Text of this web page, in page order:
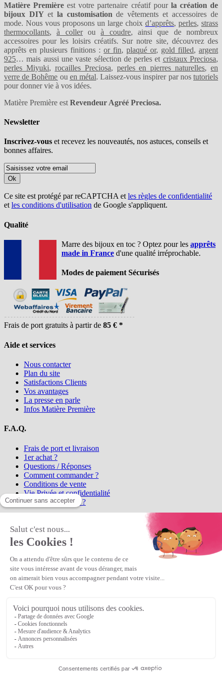
Matière Première est votre partenaire créatif pourla création de
bijoux DIY etla customisation de vêtements et accessoires de
mode. Nous vous proposons un large choix d’apprêts, perles, strass
thermocollants,à collerouà coudre, ainsi que de nombreux
accessoires pour les loisirs créatifs. Sur notre site, découvrez des
apprêts en plusieurs finitions : or fin, plaqué or, gold filled, argent
925… mais aussi une vaste sélection de perles et cristaux Preciosa,
perles Miyuki, rocailles Preciosa, perles en pierres naturelles, en
verre de Bohême ou en métal. Laissez-vous inspirer par nostutoriels
pour donner vie à vos idées.
Matière Première est Revendeur Agréé Preciosa.
Newsletter
Inscrivez-vous et recevez les nouveautés, nos astuces, conseils et
bonnes affaires.
Ok
Ce site est protégé par reCAPTCHA etles règles de confidentialité
etles conditions d'utilisation de Google s'appliquent.
Qualité
Marre des bijoux en toc ? Optez pour les apprêts
made in France d'une qualité irréprochable.
Modes de paiement Sécurisés
Frais de port gratuits à partir de 85 € *
Aide et services
Nous contacter
Plan du site
Satisfactions Clients
Vos avantages
La presse en parle
Infos Matière Première
F.A.Q.
Frais de port et livraison
1er achat ?
Questions / Réponses
Comment commander ?
Conditions de vente
Vie Privée et confidentialité
Qui sommes-nous ?
la référence en perles et bijoux
perles en ligne, telles que les perles
et cristaux et strass en cristal Preciosa, les perles Miyuki perles et
apprêts en Argent 925, Gold Filled, perles de rocaille Preciosa
Matière Première est un
Première
Veuillez patienter...
Continuer vos achats
or Voir le panier